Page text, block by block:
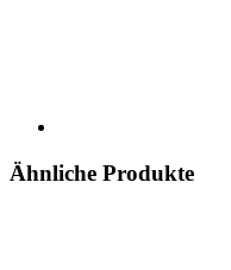
Ähnliche Produkte